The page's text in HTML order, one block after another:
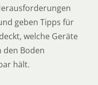
geben Tipps für
welche Geräte
den Boden
hält.